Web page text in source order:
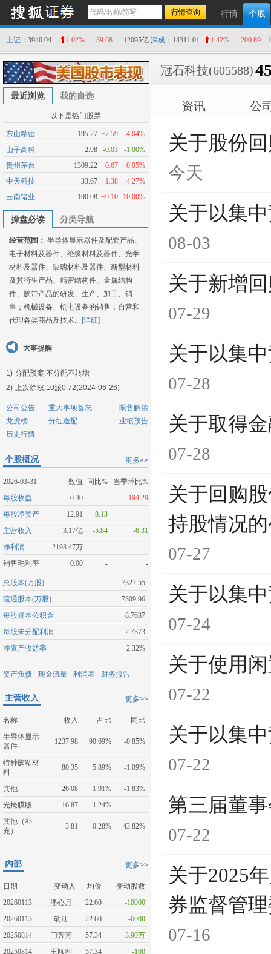
行情 个股
上证 ：3940.04 1.02% 39.68 12095亿 深成 ：14311.01 1.42% 200.89
最近浏览 我的自选
以下是热门股票
东山精密 195.27 +7.59
4.04%
山子高科
2.98 -0.03
-1.00%
贵州茅台
1309.22 +0.67
0.05%
中天科技
33.67 +1.38
4.27%
云南锗业
100.08 +9.10 10.00%
操盘必读 分类导航
经营范围： 半导体显示器件及配套产品、
电子材料及器件、绝缘材料及器件、光学
材料及器件、玻璃材料及器件、新型材料
及其衍生产品、精密结构件、金属结构
件、胶带产品的研发、生产、加工、销
售；机械设备、机电设备的销售；自营和
代理各类商品及技术... [详细]
大事提醒
1) 分配预案:不分配不转增
2) 上次除权:10派0.72(2024-06-26)
公司公告 重大事项备忘
限售解禁
龙虎榜
分红送配
业绩预告
历史行情
更多>>
个股概况
2026-03-31 数值 同比%
当季环比%
每股收益
-0.30 -
194.29
每股净资产
12.91 -8.13
-
主营收入
3.17亿 -5.84
-6.31
净利润
-2193.47万 -
-
销售毛利率
0.00 - -
总股本(万股)
7327.55
流通股本(万股)
7309.96
每股资本公积金
8.7637
每股未分配利润
2.7373
净资产收益率
-2.32%
资产负债 现金流量 利润表 财务报告
更多>>
主营收入
名称 收入 占比
同比
半导体显示
器件
1237.98 90.69% -0.85%
特种胶粘材
料
80.35 5.89% -1.09%
其他 26.08 1.91%
-1.83%
光掩膜版
16.87 1.24%
--
其他（补
充）
3.81 0.28% 43.82%
更多>>
内部
日期 变动人 均价
变动股数
20260113
潘心月 22.60
-10000
20260113
胡江 22.60
-6000
20250814
门芳芳 57.34
-3.90万
20250814
王顺利 57.34
-100
冠石科技(605588)
资讯 公
关于股份
今天
关于以集
08-03
关于新增
07-29
关于以集
07-28
关于取得
07-28
关于回购
持股情况
07-27
关于以集
07-24
关于使用
07-22
关于以集
07-22
第三届董
07-22
关于2025
券监督管
07-16